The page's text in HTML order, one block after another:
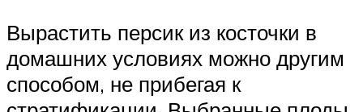
Вырастить персик из косточки в
домашних условиях можно другим
способом, не прибегая к